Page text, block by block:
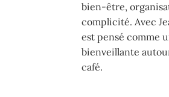
bien-être,
complicité. Avec
est pensé comme
bienveillante
café.